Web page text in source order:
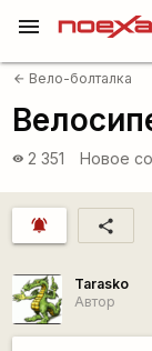
menu
arrow_back Вело-болталка
visibility 2 351 Новое
notifications_active share
Tarasko
Автор